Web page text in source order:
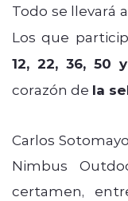
Todo se llevará
Los que
12, 22, 36, 50
corazón de la
Carlos
Nimbus
certamen,